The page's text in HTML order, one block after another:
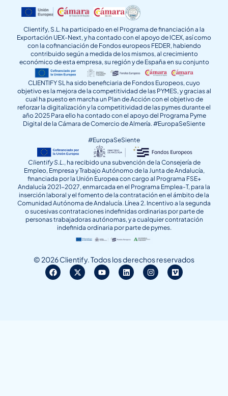
Clientify, S.L. ha participado en el Programa de financiación a la
Exportación UEX-Next, y ha contado con el apoyo de ICEX, así como
con la cofinanciación de Fondos europeos FEDER, habiendo
contribuido según a medida de los mismos, al crecimiento
económico de esta empresa, su región y de España en su conjunto
CLIENTIFY SL ha sido beneficiaria de Fondos Europeos, cuyo
objetivo es la mejora de la competitividad de las PYMES, y gracias al
cual ha puesto en marcha un Plan de Acción con el objetivo de
reforzar la digitalización y la competitividad de las pymes durante el
año 2025 Para ello ha contado con el apoyo del Programa Pyme
Digital de la Cámara de Comercio de Almería. #EuropaSeSiente
#EuropaSeSiente
Clientify S.L., ha recibido una subvención de la Consejería de
Empleo, Empresa y Trabajo Autónomo de la Junta de Andalucía,
financiada por la Unión Europea con cargo al Programa FSE+
Andalucía 2021-2027, enmarcada en el Programa Emplea-T, para la
inserción laboral y el fomento de la contratación en el ámbito de la
Comunidad Autónoma de Andalucía. Línea 2. Incentivo a la segunda
o sucesivas contrataciones indefinidas ordinarias por parte de
personas trabajadoras autónomas, y a cualquier contratación
indefinida ordinaria por parte de pymes.
© 2026 Clientify. Todos los derechos reservados